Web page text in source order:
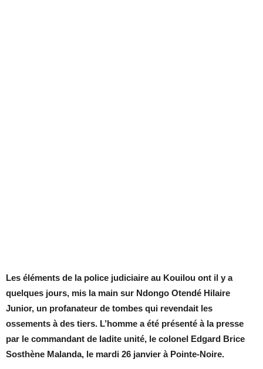
Les éléments de la police judiciaire au Kouilou ont il y a
quelques jours, mis la main sur Ndongo Otendé Hilaire
Junior, un profanateur de tombes qui revendait les
ossements à des tiers. L’homme a été présenté à la presse
par le commandant de ladite unité, le colonel Edgard Brice
Sosthène Malanda, le mardi 26 janvier à Pointe-Noire.